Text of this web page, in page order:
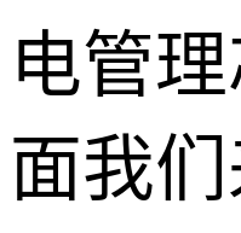
电管
面我